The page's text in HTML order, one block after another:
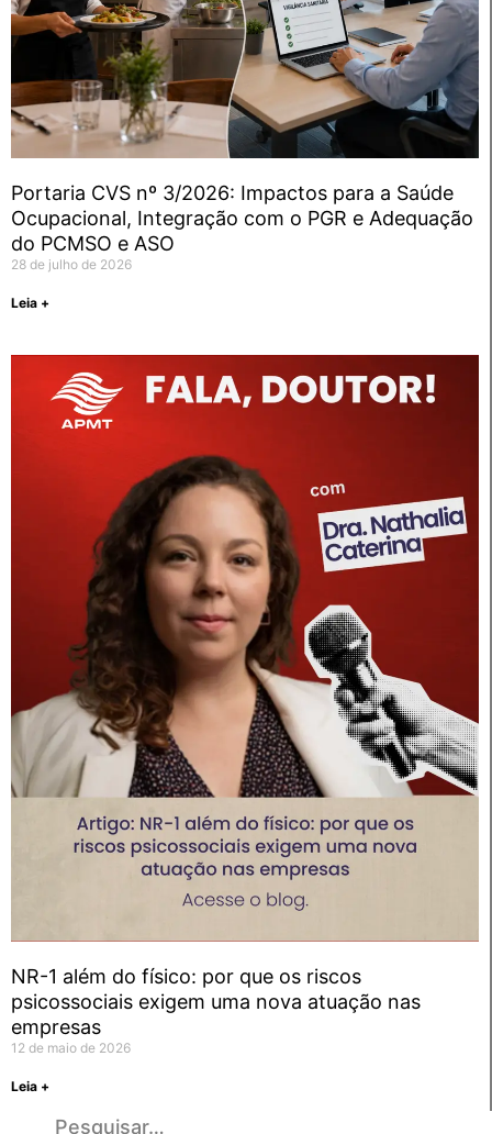
Portaria CVS nº 3/2026: Impactos para a Saúde
Ocupacional, Integração com o PGR e Adequação
do PCMSO e ASO
28 de julho de 2026
Leia +
NR-1 além do físico: por que os riscos
psicossociais exigem uma nova atuação nas
empresas
12 de maio de 2026
Leia +
Pesquisar…